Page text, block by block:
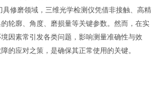
磨领域，三维光学检测仪凭借非接触、高精
轮廓、角度、磨损量等关键参数。然而，在实
因素常引发各类问题，影响测量准确性与效
的应对之策，是确保其正常使用的关键。